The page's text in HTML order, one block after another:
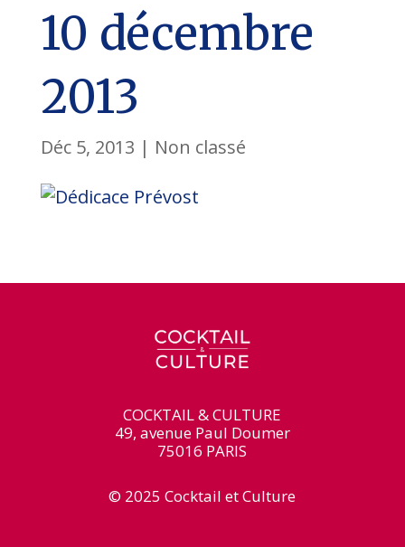
10 décembre
2013
Déc 5, 2013 | Non classé
COCKTAIL & CULTURE
49, avenue Paul Doumer
75016 PARIS
© 2025 Cocktail et Culture